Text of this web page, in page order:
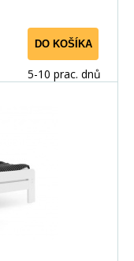
DO KOŠÍKA
5-10 prac. dnů